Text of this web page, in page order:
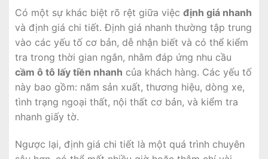
Có một sự khác biệt rõ rệt giữa việc định giá nhanh
và định giá chi tiết. Định giá nhanh thường tập trung
vào các yếu tố cơ bản, dễ nhận biết và có thể kiểm
tra trong thời gian ngắn, nhằm đáp ứng nhu cầu
cầm ô tô lấy tiền nhanh của khách hàng. Các yếu tố
này bao gồm: năm sản xuất, thương hiệu, dòng xe,
tình trạng ngoại thất, nội thất cơ bản, và kiểm tra
nhanh giấy tờ.
Ngược lại, định giá chi tiết là một quá trình chuyên